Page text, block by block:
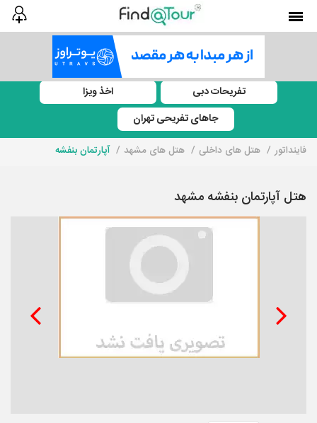
تفریحات دبی
اخذ ویزا
جاهای تفریحی تهران
فاینداتور هتل های داخلی هتل های مشهد آپارتمان بنفشه
هتل آپارتمان بنفشه مشهد